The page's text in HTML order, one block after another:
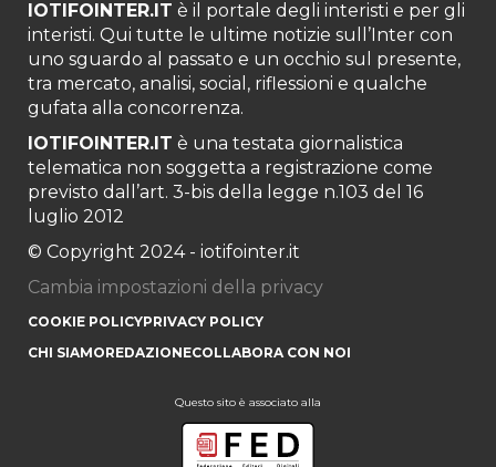
IOTIFOINTER.IT è il portale degli interisti e per gli
interisti. Qui tutte le ultime notizie sull’Inter con
uno sguardo al passato e un occhio sul presente,
tra mercato, analisi, social, riflessioni e qualche
gufata alla concorrenza.
IOTIFOINTER.IT è una testata giornalistica
telematica non soggetta a registrazione come
previsto dall’art. 3-bis della legge n.103 del 16
luglio 2012
© Copyright 2024 - iotifointer.it
Cambia impostazioni della privacy
COOKIE POLICYPRIVACY POLICY
CHI SIAMOREDAZIONECOLLABORA CON NOI
Questo sito è associato alla